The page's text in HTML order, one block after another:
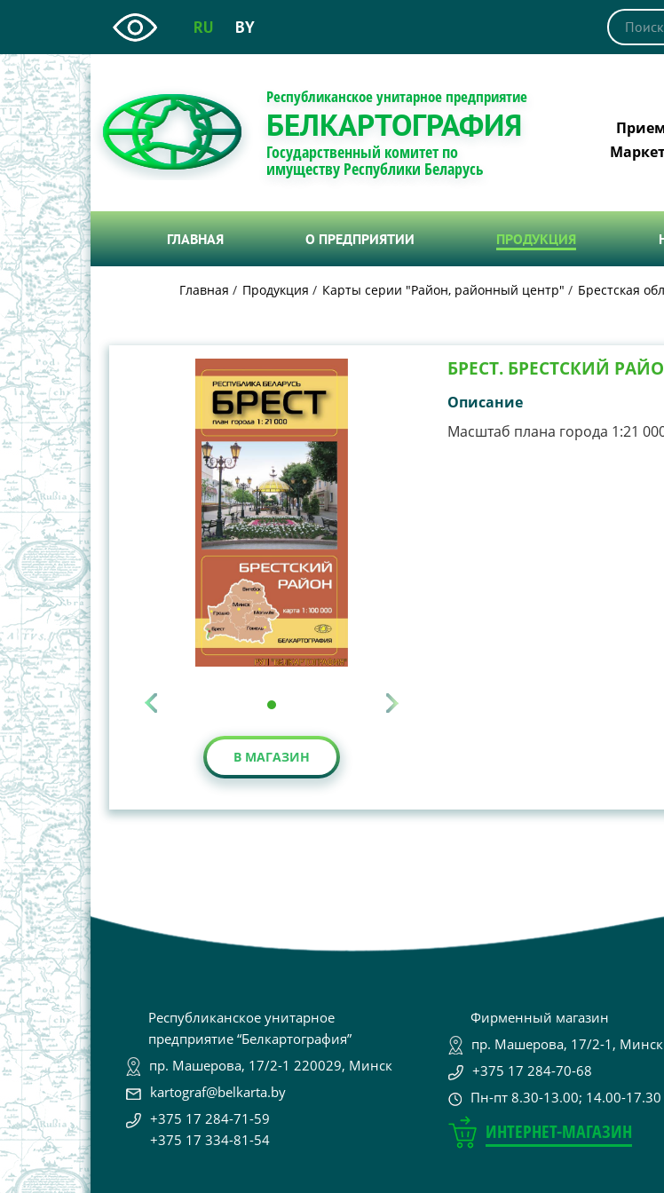
RU BY
Республиканское унитарное предприятие
БЕЛКАРТОГРАФИЯ
Государственный комитет по
имуществу Республики Беларусь
ГЛАВНАЯ О ПРЕДПРИЯТИИ ПРОДУКЦИЯ
Главная Продукция Карты серии "Район, районный центр" Брестская
В МАГАЗИН
БРЕСТ. БРЕСТСКИЙ
Описание
Масштаб плана города 1:21
Республиканское унитарное
предприятие “Белкартография”
пр. Машерова, 17/2-1 220029, Минск
kartograf@belkarta.by
+375 17 284-71-59
+375 17 334-81-54
Фирменный магазин
пр. Машерова, 17/2-1, Минск
+375 17 284-70-68
Пн-пт 8.30-13.00; 14.00-17.30
ИНТЕРНЕТ-МАГАЗИН